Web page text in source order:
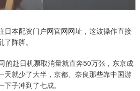
日本配资门户网官网网址，这波操作直接
阵脚。
的赴日机票取消量就直奔50万张，东京成
天就少了大半，京都、奈良那些靠中国游
子冲到了七成。